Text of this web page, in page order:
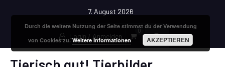
7. August 2026
Login / Anmelden
0
Durch die weitere Nutzung der Seite stimmst du der Verwendung
von Cookies zu.Weitere Informationen AKZEPTIEREN